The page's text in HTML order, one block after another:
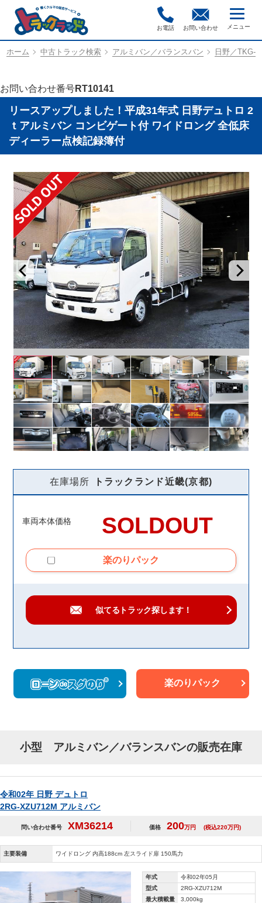
お電話 お問い合わせ
ホーム 中古トラック検索 アルミバン／バランスバン 日野／TKG-
お問い合わせ番号RT10141
リースアップしました！平成31年式 日野デュトロ 2
ｔアルミバン コンビゲート付 ワイドロング 全低床
ディーラー点検記録簿付
在庫場所 トラックランド近畿(京都)
車両本体価格 SOLDOUT
楽のりパック
似てるトラック探します！
楽のりパック
小型 アルミバン／バランスバンの販売在庫
令和02年 日野 デュトロ
2RG-XZU712M アルミバン
問い合わせ番号 XM36214 価格 200万円 (税込220万円)
主要装備 ワイドロング 内高188cm 左スライド扉 150馬力
年式
令和02年05月
型式
2RG-XZU712M
最大積載量
3,000kg